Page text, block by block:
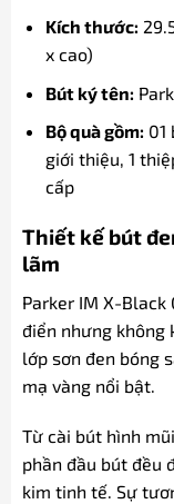
Kích thước:
x cao)
Bút ký tên:
Bộ quà gồm: 01
giới thiệu, 1
cấp
Thiết kế bút
lãm
Parker IM X-Black
điển nhưng không
lớp sơn đen bóng
mạ vàng nổi bật.
Từ cài bút hình
phần đầu bút đều
kim tinh tế. Sự